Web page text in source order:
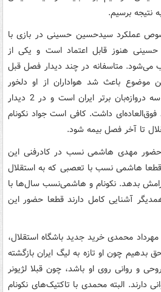
نتیجه برسیم.
عملکرد سیدحسین حسینی در بازی با
حسینی هنوز قابل اعتماد است و یکی از
می‌شود. متاسفانه در چند دیدار فصل قبل
باعث شد هواداران از او دلخور
شوند. بدون شک او در جمه سه دروازه‌بان برتر ایران است و در 2 دیدار
فوق‌العاده‌ای داشت. کافی است جواد نکونام
تا آخر فصل بیمه شود.
مهدی هاشمی نسب در کادرفنی این
هاشمی نسب با تعصبی که به استقلال
بدهد. نکونام و هاشمی‌نسب سال‌ها با
آشنایی کامل دارند قطعا حضور این
مهرداد محمدی خرید جدید باشگاه استقلال،
بدهیم چون او تازه به لیگ ایران بازگشته
و روانی روی او باشد، چون قبلا لژیونر
دارند. البته محمدی با تاکتیک‌های نکونام